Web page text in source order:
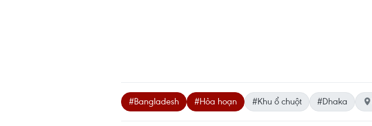
#Bangladesh #Hỏa hoạn #Khu ổ chuột #Dhaka